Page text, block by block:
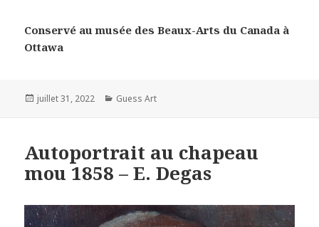
Conservé au musée des Beaux-Arts du Canada à
Ottawa
Posted
juillet 31, 2022 Categories
Guess Art
Autoportrait au chapeau
mou 1858 – E. Degas